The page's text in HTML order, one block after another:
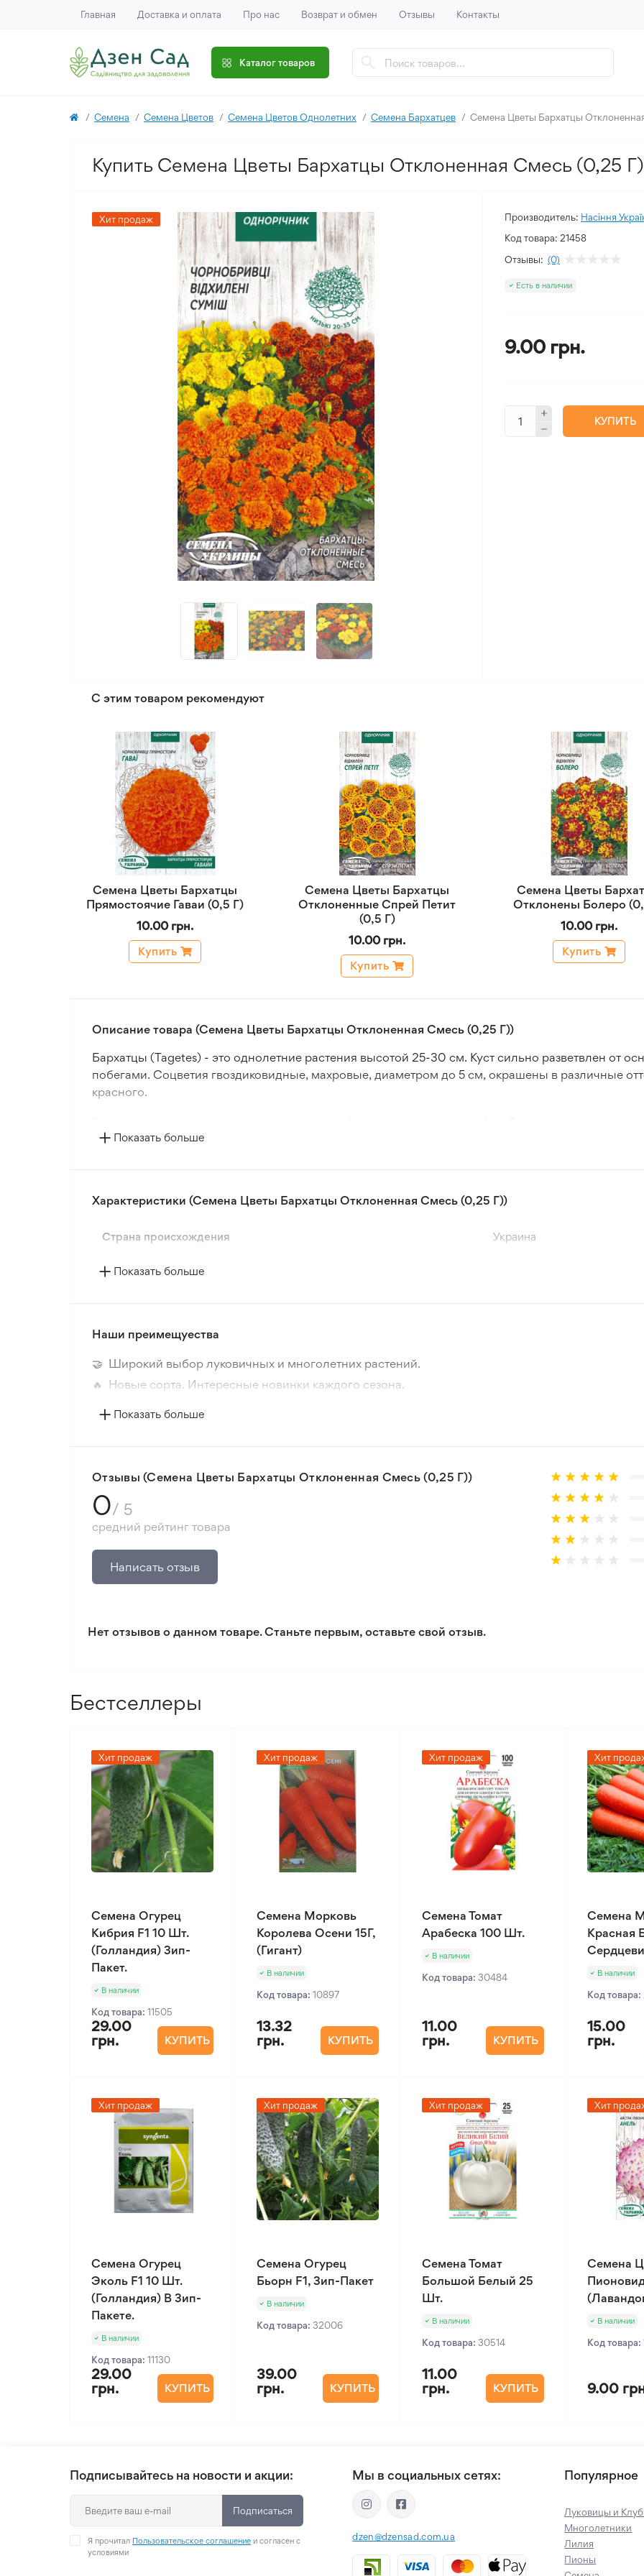
Главная Доставка и оплата Про нас Возврат и обмен Отзывы Контакты
Каталог товаров
Семена Семена Цветов Семена Цветов Однолетних Семена Бархатцев Семена Цветы Бархатцы
Купить Семена Цветы Бархатцы Отклоненная Смесь (0,25
Хит продаж Производитель: Насіння
Код товара: 21458
Отзывы: (0)
Есть в наличии
9.00 грн.
КУПИТЬ
С этим товаром рекомендуют
Семена Цветы Бархатцы
Прямостоячие Гаваи (0,5 Г)
10.00 грн.
Купить
Семена Цветы Бархатцы
Отклоненные Спрей Петит
(0,5 Г)
10.00 грн.
Купить
Семена Цветы
Отклонены Болеро
10.00 грн.
Купить
Описание товара (Семена Цветы Бархатцы Отклоненная Смесь (0,25 Г))
Бархатцы (Tagetes) - это однолетние растения высотой 25-30 см. Куст сильно разветвлен от
побегами. Соцветия гвоздиковидные, махровые, диаметром до 5 см, окрашены в различные
красного.
обрамления клумб. Это неприхотливые, быстрорастущие и засухоустойчивые растения.
Показать больше
Характеристики (Семена Цветы Бархатцы Отклоненная Смесь (0,25 Г))
Страна происхождения Украина
Показать больше
Наши преимещуества
🤝 Широкий выбор луковичных и многолетних растений.
🔥 Новые сорта. Интересные новинки каждого сезона.
📸 Соответствие сортов. Совпадение фотографии товара и реального растения.
Показать больше
Отзывы (Семена Цветы Бархатцы Отклоненная Смесь (0,25 Г))
0/ 5
средний рейтинг товара
Написать отзыв
Нет отзывов о данном товаре. Станьте первым, оставьте свой отзыв.
Бестселлеры
Хит продаж
Семена Огурец
Кибрия F1 10 Шт.
(Голландия) Зип-
Пакет.
В наличии
Код товара: 11505
29.00
грн.
КУПИТЬ
Хит продаж
Семена Морковь
Королева Осени 15Г,
(Гигант)
В наличии
Код товара: 10897
13.32
грн.
КУПИТЬ
Хит продаж
Семена Томат
Арабеска 100 Шт.
В наличии
Код товара: 30484
11.00
грн.
КУПИТЬ
Хит
Семена
Красная
В наличии
Код товара:
15.00
грн.
Хит продаж
Семена Огурец
Эколь F1 10 Шт.
(Голландия) В Зип-
Пакете.
В наличии
Код товара: 11130
29.00
грн.
КУПИТЬ
Хит продаж
Семена Огурец
Бьорн F1, Зип-Пакет
В наличии
Код товара: 32006
39.00
грн.
КУПИТЬ
Хит продаж
Семена Томат
Большой Белый 25
Шт.
В наличии
Код товара: 30514
11.00
грн.
КУПИТЬ
Хит
Семена
В наличии
Код товара:
9.00
Подписывайтесь на новости и акции:
Подписаться
Я прочитал Пользовательское соглашение и согласен с
условиями
Мы в социальных сетях:
dzen@dzensad.com.ua
Популярное
Луковицы и
Многолетники
Лилия
Пионы